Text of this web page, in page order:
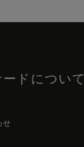
ドについて
せ